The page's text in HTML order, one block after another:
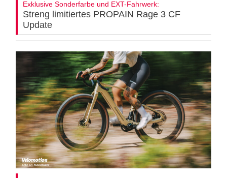
Exklusive Sonderfarbe und EXT-Fahrwerk:
Streng limitiertes PROPAIN Rage 3 CF
Update